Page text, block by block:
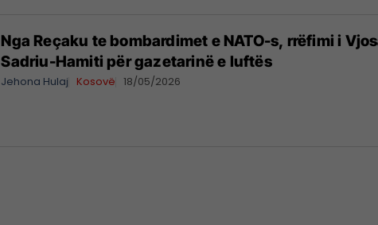
Nga Reçaku te bombardimet e NATO-s, rrëfimi i
Sadriu-Hamiti për gazetarinë e luftës
Jehona Hulaj Kosovë 18/05/2026